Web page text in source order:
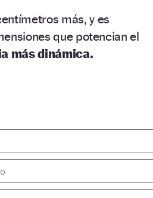
más, y es
que potencian el
más dinámica.